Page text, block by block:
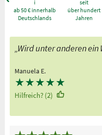
i
ab 50 € innerhalb
Deutschlands
seit
über hundert
Jahren
„Wird unter anderen ein
Manuela E.
★★★★★
Hilfreich? (2)